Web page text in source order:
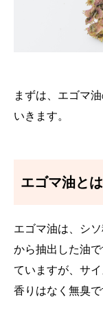
まずは、エゴマ
いきます。
エゴマ油と
エゴマ油は、シ
から抽出した油
ていますが、サ
香りはなく無臭で